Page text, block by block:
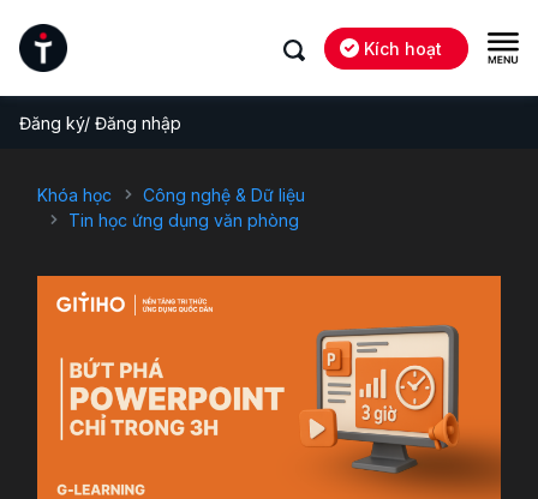
Kích hoạt
Đăng ký/ Đăng nhập
Khóa học
Công nghệ & Dữ liệu
Tin học ứng dụng văn phòng